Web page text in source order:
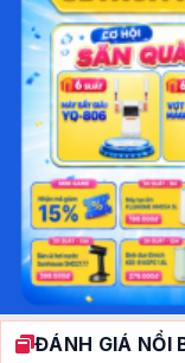
ĐÁNH GIÁ NỔI